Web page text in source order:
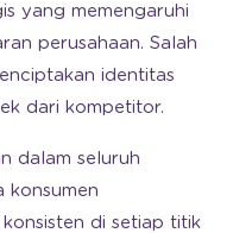
yang memengaruhi
perusahaan. Salah
identitas
dari kompetitor.
dalam seluruh
konsumen
di setiap titik